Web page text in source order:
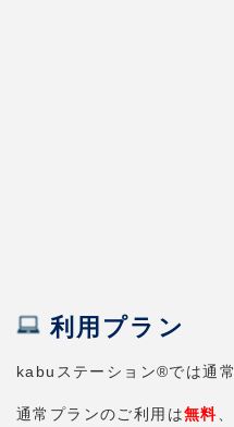
利用プラン
kabuステーション®では通
通常プランのご利用は無料